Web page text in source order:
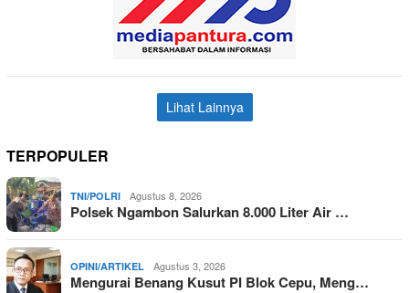
Lihat Lainnya
TERPOPULER
TNI/POLRI Agustus 8, 2026
Polsek Ngambon Salurkan 8.000 Liter Air …
OPINI/ARTIKEL Agustus 3, 2026
Mengurai Benang Kusut PI Blok Cepu, Meng…